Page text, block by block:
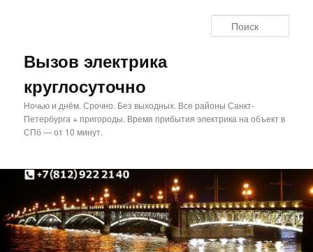
Вызов электрика
круглосуточно
Ночью и днём. Срочно. Без выходных. Все районы Санкт-
Петербурга + пригороды. Время прибытия электрика на объект в
СПб — от 10 минут.